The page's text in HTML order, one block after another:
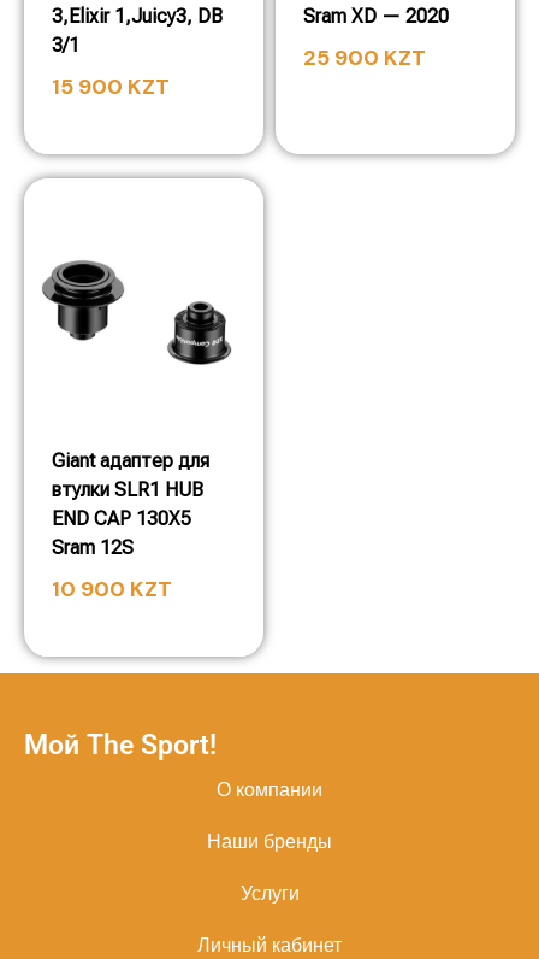
3,Elixir 1,Juicy3, DB
3/1
15 900 KZT
Sram XD — 2020
25 900 KZT
Giant адаптер для
втулки SLR1 HUB
END CAP 130X5
Sram 12S
10 900 KZT
Мой The Sport!
О компании
Наши бренды
Услуги
Личный кабинет